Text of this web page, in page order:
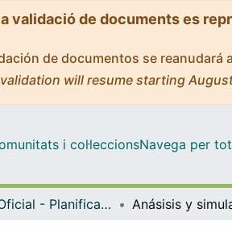
validació de documents es
de documentos se
will resume starting
i col·leccionsNavega per
Màster Oficial - Planificació Territorial i Gestió Ambiental